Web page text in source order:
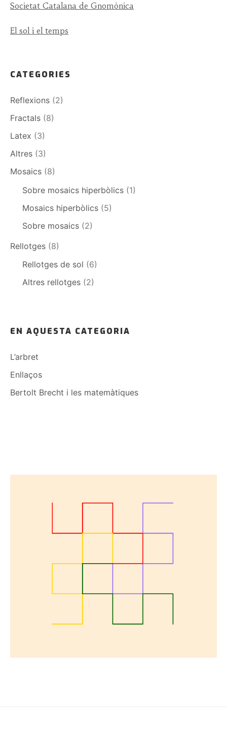
Societat Catalana de Gnomònica
El sol i el temps
CATEGORIES
Reflexions (2)
Fractals (8)
Latex (3)
Altres (3)
Mosaics (8)
Sobre mosaics hiperbòlics (1)
Mosaics hiperbòlics (5)
Sobre mosaics (2)
Rellotges (8)
Rellotges de sol (6)
Altres rellotges (2)
EN AQUESTA CATEGORIA
L’arbret
Enllaços
Bertolt Brecht i les matemàtiques